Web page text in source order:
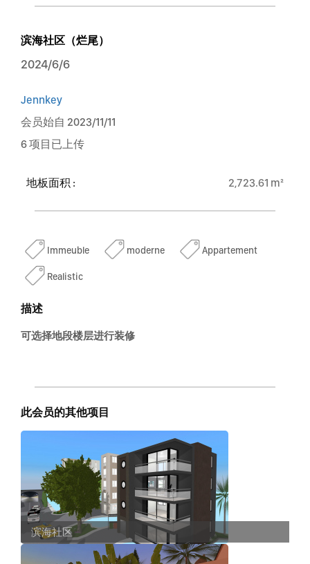
滨海社区（烂尾）
2024/6/6
Jennkey
会员始自 2023/11/11
6 项目已上传
地板面积 : 2,723.61 m²
Immeuble moderne Appartement
Realistic
描述
可选择地段楼层进行装修
此会员的其他项目
滨海社区